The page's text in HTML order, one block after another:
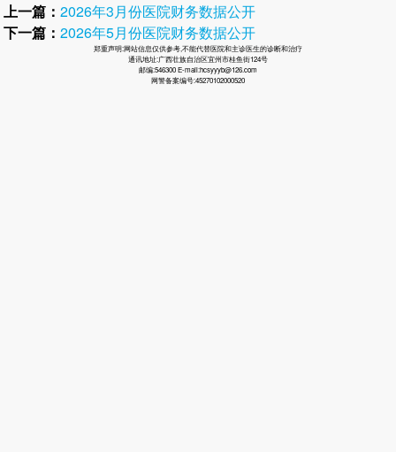
上一篇：2026年3月份医院财务数据公开
下一篇：2026年5月份医院财务数据公开
郑重声明:网站信息仅供参考,不能代替医院和主诊医生的诊断和治疗
通讯地址:广西壮族自治区宜州市桂鱼街124号
邮编:546300 E-mail:hcsyyyb@126.com
网警备案编号:45270102000520